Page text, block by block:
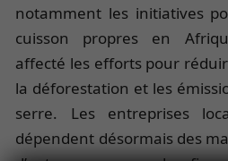
notamment les initiatives
cuisson propres en
affecté les efforts pour
la déforestation et les
serre. Les entreprises
dépendent désormais des